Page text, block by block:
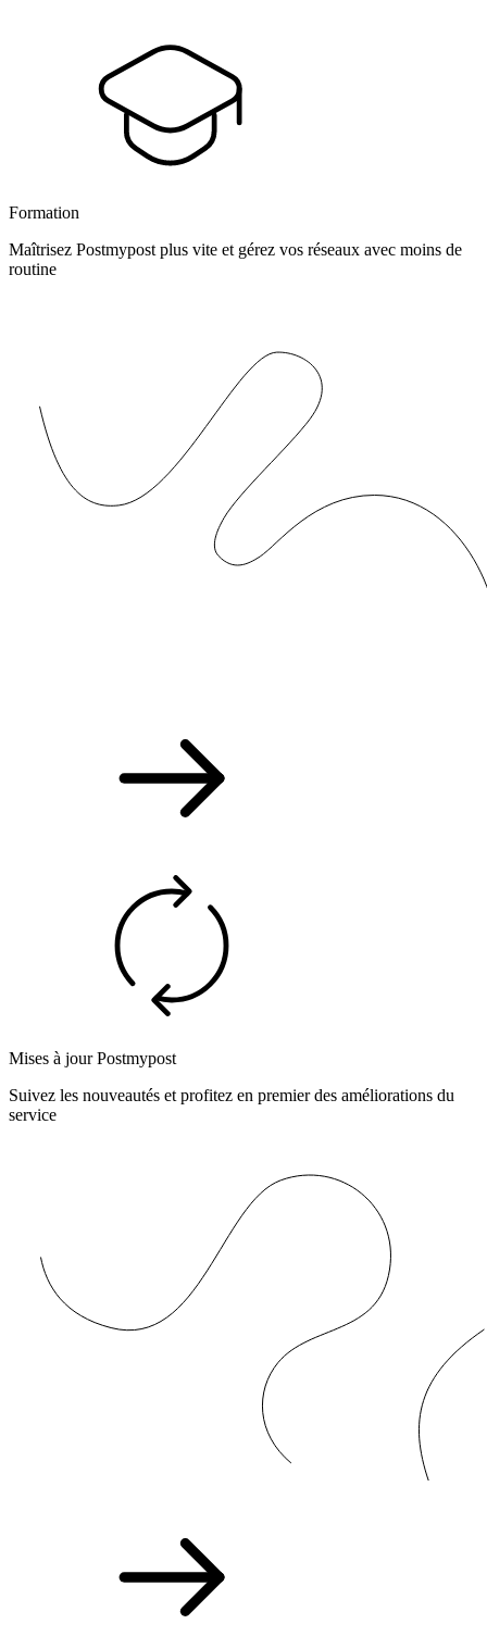
Formation
Maîtrisez Postmypost plus vite et gérez vos réseaux avec moins de
routine
Mises à jour Postmypost
Suivez les nouveautés et profitez en premier des améliorations du
service